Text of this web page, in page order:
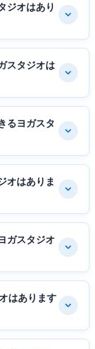
ジオはあり
スタジオは
るヨガスタ
オはありま
ガスタジオ
はあります